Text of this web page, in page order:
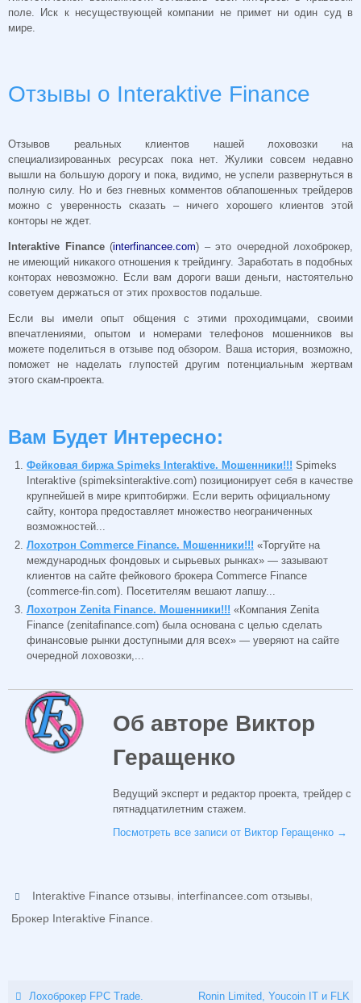
поле. Иск к несуществующей компании не примет ни один суд в
мире.
Отзывы о Interaktive Finance
Отзывов реальных клиентов нашей лоховозки на
специализированных ресурсах пока нет. Жулики совсем недавно
вышли на большую дорогу и пока, видимо, не успели развернуться в
полную силу. Но и без гневных комментов облапошенных трейдеров
можно с уверенность сказать – ничего хорошего клиентов этой
конторы не ждет.
Interaktive Finance(interfinancee.com) – это очередной лохоброкер,
не имеющий никакого отношения к трейдингу. Заработать в подобных
конторах невозможно. Если вам дороги ваши деньги, настоятельно
советуем держаться от этих прохвостов подальше.
Если вы имели опыт общения с этими проходимцами, своими
впечатлениями, опытом и номерами телефонов мошенников вы
можете поделиться в отзыве под обзором. Ваша история, возможно,
поможет не наделать глупостей другим потенциальным жертвам
этого скам-проекта.
Вам Будет Интересно:
Фейковая биржа Spimeks Interaktive. Мошенники!!! Spimeks
Interaktive (spimeksinteraktive.com) позиционирует себя в качестве
крупнейшей в мире криптобиржи. Если верить официальному
сайту, контора предоставляет множество неограниченных
возможностей...
Лохотрон Commerce Finance. Мошенники!!! «Торгуйте на
международных фондовых и сырьевых рынках» — зазывают
клиентов на сайте фейкового брокера Commerce Finance
(commerce-fin.com). Посетителям вешают лапшу...
Лохотрон Zenita Finance. Мошенники!!! «Компания Zenita
Finance (zenitafinance.com) была основана с целью сделать
финансовые рынки доступными для всех» — уверяют на сайте
очередной лоховозки,...
Об авторе Виктор
Геращенко
Ведущий эксперт и редактор проекта, трейдер с
пятнадцатилетним стажем.
Посмотреть все записи от Виктор Геращенко →
Interaktive Finance отзывы, interfinancee.com отзывы,
Брокер Interaktive Finance.
Лохоброкер FPC Trade.
Ronin Limited, Youcoin IT и FLK